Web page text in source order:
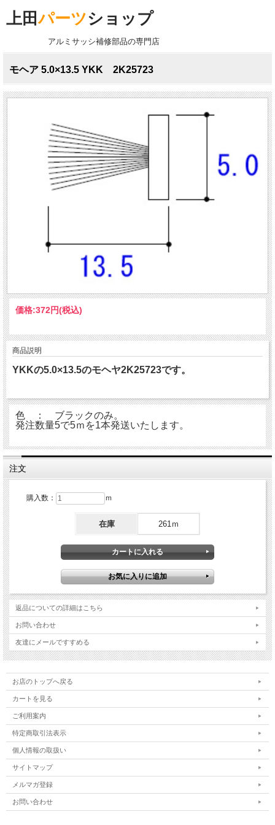
上田パーツショップ
アルミサッシ補修部品の専門店
モヘア 5.0×13.5 YKK 2K25723
価格:372円(税込)
商品説明
YKKの5.0×13.5のモヘヤ2K25723です。
色 ： ブラックのみ。
発注数量5で5ｍを1本発送いたします。
注文
購入数： ｍ
在庫 261ｍ
返品についての詳細はこちら
お問い合わせ
友達にメールですすめる
お店のトップへ戻る
カートを見る
ご利用案内
特定商取引法表示
個人情報の取扱い
サイトマップ
メルマガ登録
お問い合わせ